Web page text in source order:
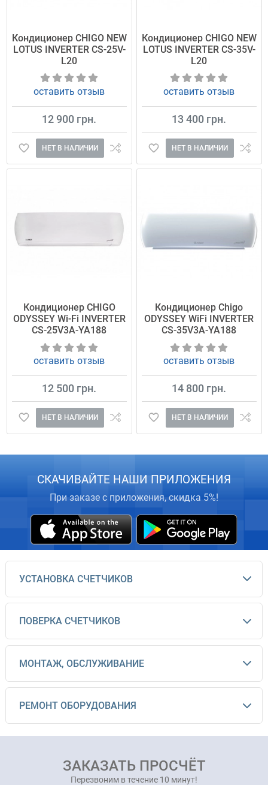
Кондиционер CHIGO NEW
LOTUS INVERTER CS-25V-
L20
оставить отзыв
12 900 грн.
НЕТ В НАЛИЧИИ
Кондиционер CHIGO NEW
LOTUS INVERTER CS-35V-
L20
оставить отзыв
13 400 грн.
НЕТ В НАЛИЧИИ
Кондиционер CHIGO
ODYSSEY Wi-Fi INVERTER
CS-25V3A-YA188
оставить отзыв
12 500 грн.
НЕТ В НАЛИЧИИ
Кондиционер Chigo
ODYSSEY WiFi INVERTER
CS-35V3A-YA188
оставить отзыв
14 800 грн.
НЕТ В НАЛИЧИИ
СКАЧИВАЙТЕ НАШИ ПРИЛОЖЕНИЯ
При заказе с приложения, скидка 5%!
УСТАНОВКА СЧЕТЧИКОВ
ПОВЕРКА СЧЕТЧИКОВ
МОНТАЖ, ОБСЛУЖИВАНИЕ
РЕМОНТ ОБОРУДОВАНИЯ
ЗАКАЗАТЬ ПРОСЧЁТ
Перезвоним в течение 10 минут!